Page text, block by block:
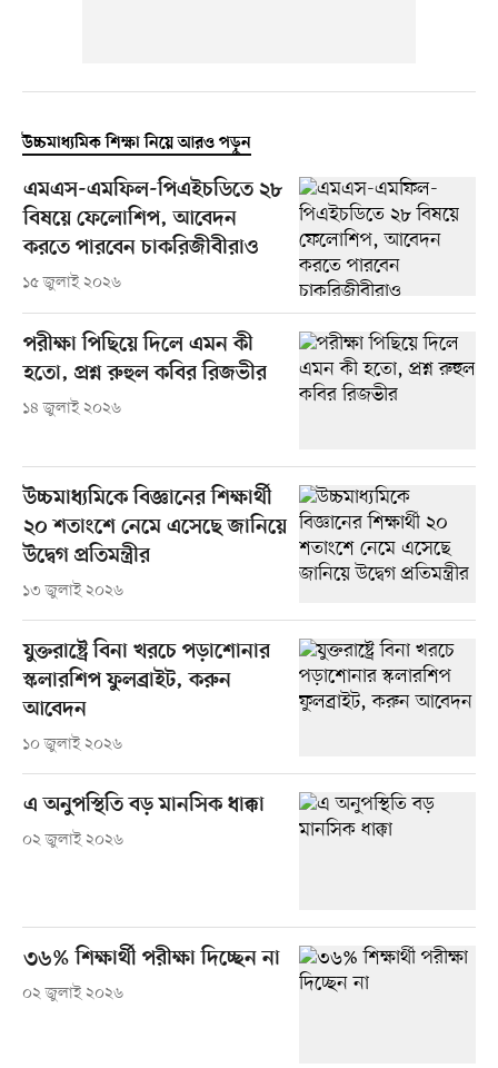
উচ্চমাধ্যমিক শিক্ষা নিয়ে আরও পড়ুন
এমএস-এমফিল-পিএইচডিতে ২৮
বিষয়ে ফেলোশিপ, আবেদন
করতে পারবেন চাকরিজীবীরাও
১৫ জুলাই ২০২৬
পরীক্ষা পিছিয়ে দিলে এমন কী
হতো, প্রশ্ন রুহুল কবির রিজভীর
১৪ জুলাই ২০২৬
উচ্চমাধ্যমিকে বিজ্ঞানের শিক্ষার্থী
২০ শতাংশে নেমে এসেছে জানিয়ে
উদ্বেগ প্রতিমন্ত্রীর
১৩ জুলাই ২০২৬
যুক্তরাষ্ট্রে বিনা খরচে পড়াশোনার
স্কলারশিপ ফুলব্রাইট, করুন
আবেদন
১০ জুলাই ২০২৬
এ অনুপস্থিতি বড় মানসিক ধাক্কা
০২ জুলাই ২০২৬
৩৬% শিক্ষার্থী পরীক্ষা দিচ্ছেন না
০২ জুলাই ২০২৬